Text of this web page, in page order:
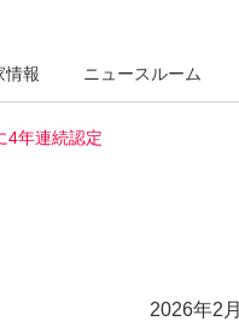
情報 ニュースルーム
4年連続認定
2026年2